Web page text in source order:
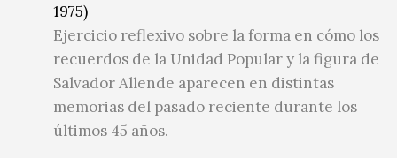
1975)
Ejercicio reflexivo sobre la forma en cómo los
recuerdos de la Unidad Popular y la figura de
Salvador Allende aparecen en distintas
memorias del pasado reciente durante los
últimos 45 años.